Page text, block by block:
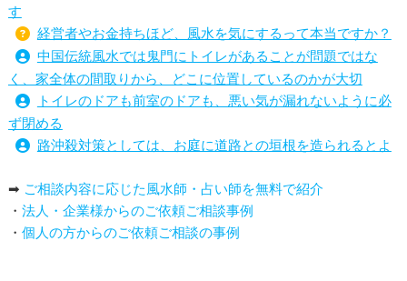
す
経営者やお金持ちほど、風水を気にするって本当ですか？
中国伝統風水では鬼門にトイレがあることが問題ではな
く、家全体の間取りから、どこに位置しているのかが大切
トイレのドアも前室のドアも、悪い気が漏れないように必
ず閉める
路沖殺対策としては、お庭に道路との垣根を造られるとよ
庭を広げると路沖殺（ろちゅうさつ）は防げますか？
トイレ前室のドアの開け閉めについて
増築して家相の中心軸が変わると、鬼門の方角にあるトイ
➡ ご相談内容に応じた風水師・占い師を無料で紹介
・ 法人・企業様からのご依頼ご相談事例
・ 個人の方からのご依頼ご相談の事例